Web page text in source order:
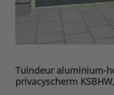
Tuindeur aluminium-
privacyscherm